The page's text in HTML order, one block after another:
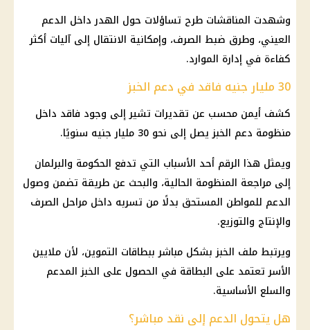
وشهدت المناقشات طرح تساؤلات حول الهدر داخل الدعم
العيني، وطرق ضبط الصرف، وإمكانية الانتقال إلى آليات أكثر
كفاءة في إدارة الموارد.
30 مليار جنيه فاقد في دعم الخبز
كشف أيمن محسب عن تقديرات تشير إلى وجود فاقد داخل
منظومة دعم الخبز يصل إلى نحو 30 مليار جنيه سنويًا.
ويمثل هذا الرقم أحد الأسباب التي تدفع الحكومة والبرلمان
إلى مراجعة المنظومة الحالية، والبحث عن طريقة تضمن وصول
الدعم للمواطن المستحق بدلًا من تسربه داخل مراحل الصرف
والإنتاج والتوزيع.
ويرتبط ملف الخبز بشكل مباشر ببطاقات التموين، لأن ملايين
الأسر تعتمد على البطاقة في الحصول على الخبز المدعم
والسلع الأساسية.
هل يتحول الدعم إلى نقد مباشر؟